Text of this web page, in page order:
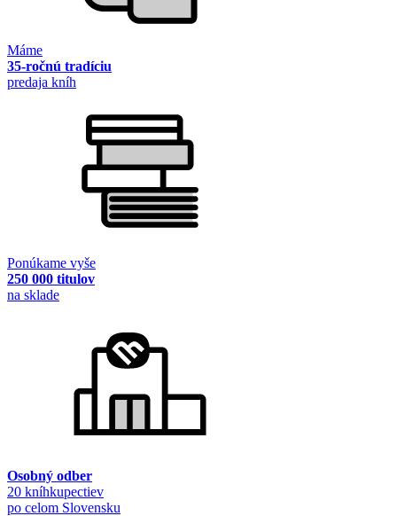
Máme
35-ročnú tradíciu
predaja kníh
Ponúkame vyše
250 000 titulov
na sklade
Osobný odber
20 kníhkupectiev
po celom Slovensku